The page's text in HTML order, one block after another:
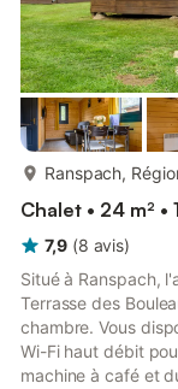
Ranspach,
Chalet • 24 m² •
7,9 (8 avis)
Situé à Ranspach,
Terrasse des
chambre. Vous
Wi-Fi haut débit
machine à café et